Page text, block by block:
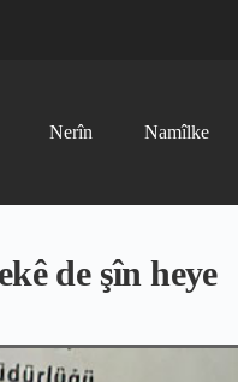
Nerîn Namîlke
de şîn heye